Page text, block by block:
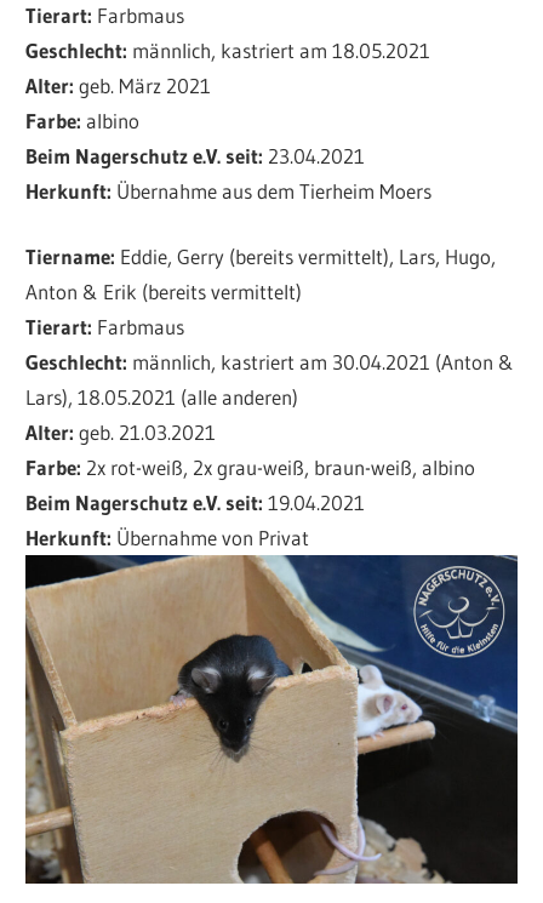
Tierart: Farbmaus
Geschlecht: männlich, kastriert am 18.05.2021
Alter:geb. März 2021
Farbe:albino
Beim Nagerschutz e.V. seit: 23.04.2021
Herkunft: Übernahme aus dem Tierheim Moers
Tiername: Eddie, Gerry (bereits vermittelt), Lars, Hugo,
Anton & Erik (bereits vermittelt)
Tierart: Farbmaus
Geschlecht: männlich, kastriert am 30.04.2021 (Anton &
Lars), 18.05.2021 (alle anderen)
Alter:geb. 21.03.2021
Farbe: 2x rot-weiß, 2x grau-weiß, braun-weiß, albino
Beim Nagerschutz e.V. seit:19.04.2021
Herkunft: Übernahme von Privat